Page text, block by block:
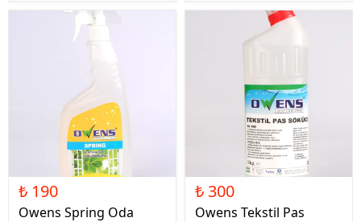
₺ 190
Owens Spring Oda
₺ 300
Owens Tekstil Pas